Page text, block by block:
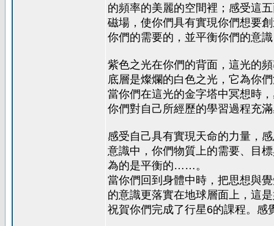
的頻率的美麗的空間裡；感受這
磁場，使你們具有實現你們想要
你們的需要的，並平衡你們的意
紫色之光在你們的背面，這光的
底層是燦爛的白色之光，它為你
當你們在這光的金字塔中冥想時
你們對自己所經歷的學習過程充
感受自己具有實現天命的力量，
意識中，你們物質上的需要、目
為的是平衡的……。
當你們回到身體中時，把思想與
的意識更落實在地球層面上，這
祝賀你們完成了行星6的課程。感